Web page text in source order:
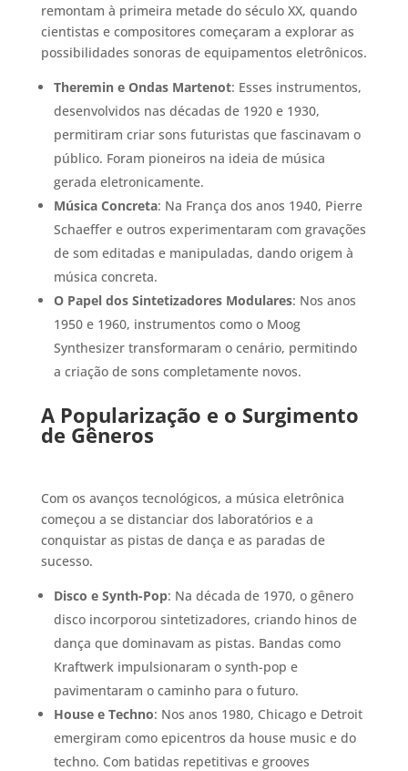
remontam à primeira metade do século XX, quando
cientistas e compositores começaram a explorar as
possibilidades sonoras de equipamentos eletrônicos.
Theremin e Ondas Martenot: Esses instrumentos,
desenvolvidos nas décadas de 1920 e 1930,
permitiram criar sons futuristas que fascinavam o
público. Foram pioneiros na ideia de música
gerada eletronicamente.
Música Concreta: Na França dos anos 1940, Pierre
Schaeffer e outros experimentaram com gravações
de som editadas e manipuladas, dando origem à
música concreta.
O Papel dos Sintetizadores Modulares: Nos anos
1950 e 1960, instrumentos como o Moog
Synthesizer transformaram o cenário, permitindo
a criação de sons completamente novos.
A Popularização e o Surgimento
de Gêneros
Com os avanços tecnológicos, a música eletrônica
começou a se distanciar dos laboratórios e a
conquistar as pistas de dança e as paradas de
sucesso.
Disco e Synth-Pop: Na década de 1970, o gênero
disco incorporou sintetizadores, criando hinos de
dança que dominavam as pistas. Bandas como
Kraftwerk impulsionaram o synth-pop e
pavimentaram o caminho para o futuro.
House e Techno: Nos anos 1980, Chicago e Detroit
emergiram como epicentros da house music e do
techno. Com batidas repetitivas e grooves